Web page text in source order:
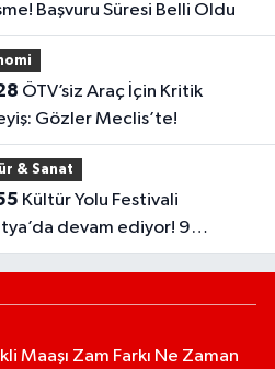
Başvuru Süresi Belli Oldu
Gözler Meclis’te!
& Sanat
devam ediyor! 9
hangi etkinlikler var?
Maaşı Zam Farkı Ne Zaman